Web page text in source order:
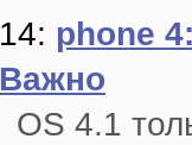
14: phone
Важно
OS 4.1